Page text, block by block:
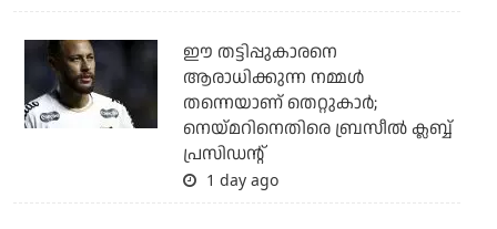
ഈ തട്ടിപ്പുകാരനെ
ആരാധിക്കുന്ന നമ്മള്‍
തന്നെയാണ് തെറ്റുകാര്‍;
നെയ്മറിനെതിരെ ബ്രസീല്‍ ക്ലബ്ബ്
പ്രസിഡന്റ്
1 day ago